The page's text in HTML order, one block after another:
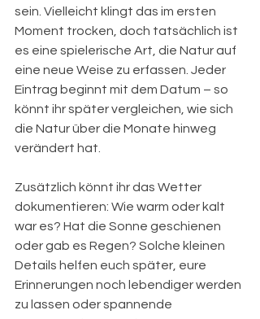
sein. Vielleicht klingt das im ersten
Moment trocken, doch tatsächlich ist
es eine spielerische Art, die Natur auf
eine neue Weise zu erfassen. Jeder
Eintrag beginnt mit dem Datum – so
könnt ihr später vergleichen, wie sich
die Natur über die Monate hinweg
verändert hat.
Zusätzlich könnt ihr das Wetter
dokumentieren: Wie warm oder kalt
war es? Hat die Sonne geschienen
oder gab es Regen? Solche kleinen
Details helfen euch später, eure
Erinnerungen noch lebendiger werden
zu lassen oder spannende